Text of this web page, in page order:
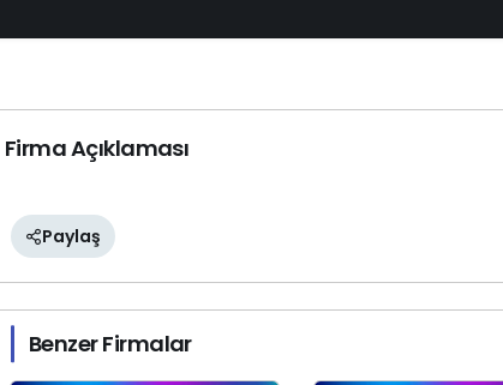
Firma Açıklaması
Paylaş
Benzer Firmalar